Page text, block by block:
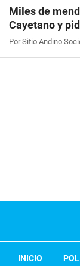
Miles de
Cayetano y
Por Sitio Andino
INICIO